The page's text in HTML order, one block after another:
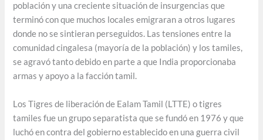
población y una creciente situación de insurgencias que
terminó con que muchos locales emigraran a otros lugares
donde no se sintieran perseguidos. Las tensiones entre la
comunidad cingalesa (mayoría de la población) y los tamiles,
se agravó tanto debido en parte a que India proporcionaba
armas y apoyo a la facción tamil.
Los Tigres de liberación de Ealam Tamil (LTTE) o tigres
tamiles fue un grupo separatista que se fundó en 1976 y que
luchó en contra del gobierno establecido en una guerra civil